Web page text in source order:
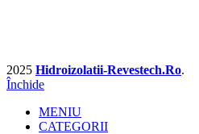
2025 Hidroizolatii-Revestech.Ro.
Închide
MENIU
CATEGORII